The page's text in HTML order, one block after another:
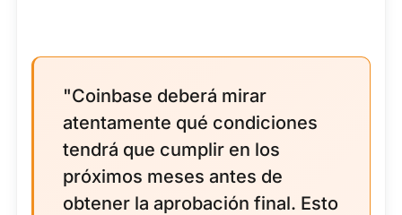
"Coinbase deberá mirar
atentamente qué condiciones
tendrá que cumplir en los
próximos meses antes de
obtener la aprobación final. Esto